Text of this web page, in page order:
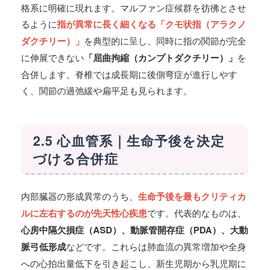
格系に明確に現れます。マルファン症候群を彷彿とさせ
るように指が異常に長く細くなる「クモ状指（アラクノ
ダクチリー）」 を典型的に呈し、同時に指の関節が完全
に伸展できない 「屈曲拘縮（カンプトダクチリー）」 を
合併します。脊椎では成長期に後側弯症が進行しやす
く、関節の過弛緩や扁平足も見られます。
2.5 心血管系｜生命予後を決定
づける合併症
内部臓器の形成異常のうち、 生命予後を最もクリティカ
ルに左右するのが先天性心疾患です。代表的なものは、
心房中隔欠損症（ASD）、動脈管開存症（PDA）、大動
脈弓低形成などです。これらは肺血流の異常増加や全身
への心拍出量低下を引き起こし、新生児期から乳児期に